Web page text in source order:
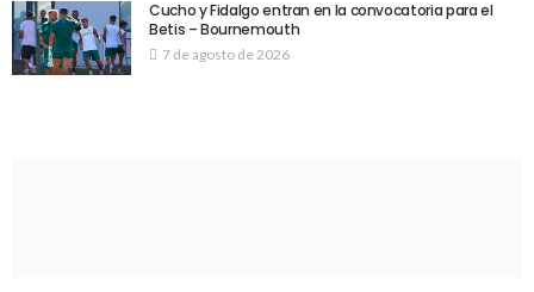
Cucho y Fidalgo entran en la convocatoria para el
Betis – Bournemouth
7 de agosto de 2026